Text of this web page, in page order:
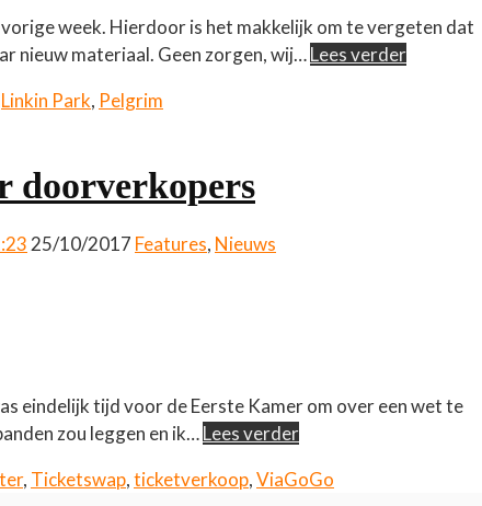
week. Hierdoor is het makkelijk om te vergeten dat
nieuw materiaal. Geen zorgen, wij…Lees verder
Linkin Park, Pelgrim
doorverkopers
25/10/2017 Features, Nieuws
eindelijk tijd voor de Eerste Kamer om over een wet te
zou leggen en ik…Lees verder
, Ticketswap,ticketverkoop,ViaGoGo